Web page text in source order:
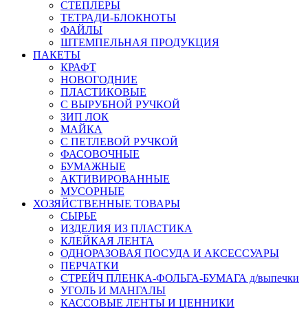
СТЕПЛЕРЫ
ТЕТРАДИ-БЛОКНОТЫ
ФАЙЛЫ
ШТЕМПЕЛЬНАЯ ПРОДУКЦИЯ
ПАКЕТЫ
КРАФТ
НОВОГОДНИЕ
ПЛАСТИКОВЫЕ
С ВЫРУБНОЙ РУЧКОЙ
ЗИП ЛОК
МАЙКА
С ПЕТЛЕВОЙ РУЧКОЙ
ФАСОВОЧНЫЕ
БУМАЖНЫЕ
АКТИВИРОВАННЫЕ
МУСОРНЫЕ
ХОЗЯЙСТВЕННЫЕ ТОВАРЫ
СЫРЬЕ
ИЗДЕЛИЯ ИЗ ПЛАСТИКА
КЛЕЙКАЯ ЛЕНТА
ОДНОРАЗОВАЯ ПОСУДА И АКСЕССУАРЫ
ПЕРЧАТКИ
СТРЕЙЧ ПЛЕНКА-ФОЛЬГА-БУМАГА д/выпечки
УГОЛЬ И МАНГАЛЫ
КАССОВЫЕ ЛЕНТЫ И ЦЕННИКИ